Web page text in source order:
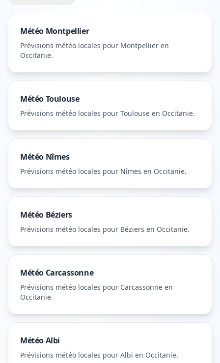
Météo Montpellier
Prévisions météo locales pour Montpellier en
Occitanie.
MétéoToulouse
Prévisions météo locales pour Toulouse en Occitanie.
Météo Nîmes
Prévisions météo locales pour Nîmes en Occitanie.
Météo Béziers
Prévisions météo locales pour Béziers en Occitanie.
Météo Carcassonne
Prévisions météo locales pour Carcassonne en
Occitanie.
MétéoAlbi
Prévisions météo locales pour Albi en Occitanie.